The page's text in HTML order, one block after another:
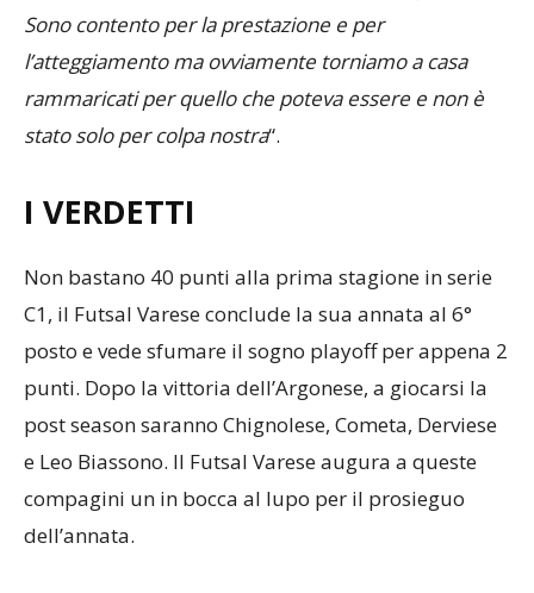
l’atteggiamento ma ovviamente torniamo a casa
rammaricati per quello che poteva essere e non è
stato solo per colpa nostra“.
I VERDETTI
C1, il Futsal Varese conclude la sua annata al 6°
posto e vede sfumare il sogno playoff per appena 2
punti. Dopo la vittoria dell’Argonese, a giocarsi la
post season saranno Chignolese, Cometa, Derviese
e Leo Biassono. Il Futsal Varese augura a queste
compagini un in bocca al lupo per il prosieguo
dell’annata.